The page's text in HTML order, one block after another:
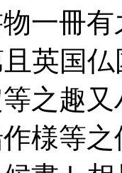
一冊有
英国仏
之趣又
様等之